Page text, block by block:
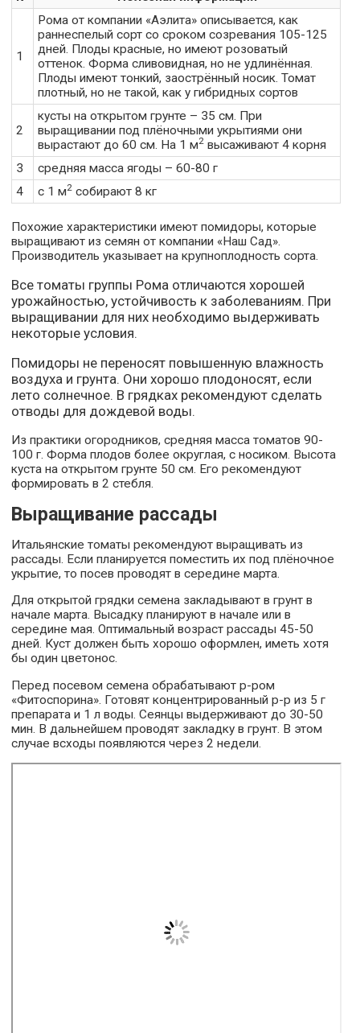
1
Рома от компании «Аэлита» описывается, как
раннеспелый сорт со сроком созревания 105-125
дней. Плоды красные, но имеют розоватый
оттенок. Форма сливовидная, но не удлинённая.
Плоды имеют тонкий, заострённый носик. Томат
плотный, но не такой, как у гибридных сортов
2
кусты на открытом грунте – 35 см. При
выращивании под плёночными укрытиями они
вырастают до 60 см. На 1 м2 высаживают 4 корня
3
средняя масса ягоды – 60-80 г
4
с 1 м2 собирают 8 кг
Похожие характеристики имеют помидоры, которые
выращивают из семян от компании «Наш Сад».
Производитель указывает на крупноплодность сорта.
Все томаты группы Рома отличаются хорошей
урожайностью, устойчивость к заболеваниям. При
выращивании для них необходимо выдерживать
некоторые условия.
Помидоры не переносят повышенную влажность
воздуха и грунта. Они хорошо плодоносят, если
лето солнечное. В грядках рекомендуют сделать
отводы для дождевой воды.
Из практики огородников, средняя масса томатов 90-
100 г. Форма плодов более округлая, с носиком. Высота
куста на открытом грунте 50 см. Его рекомендуют
формировать в 2 стебля.
Выращивание рассады
Итальянские томаты рекомендуют выращивать из
рассады. Если планируется поместить их под плёночное
укрытие, то посев проводят в середине марта.
Для открытой грядки семена закладывают в грунт в
начале марта. Высадку планируют в начале или в
середине мая. Оптимальный возраст рассады 45-50
дней. Куст должен быть хорошо оформлен, иметь хотя
бы один цветонос.
Перед посевом семена обрабатывают р-ром
«Фитоспорина». Готовят концентрированный р-р из 5 г
препарата и 1 л воды. Сеянцы выдерживают до 30-50
мин. В дальнейшем проводят закладку в грунт. В этом
случае всходы появляются через 2 недели.